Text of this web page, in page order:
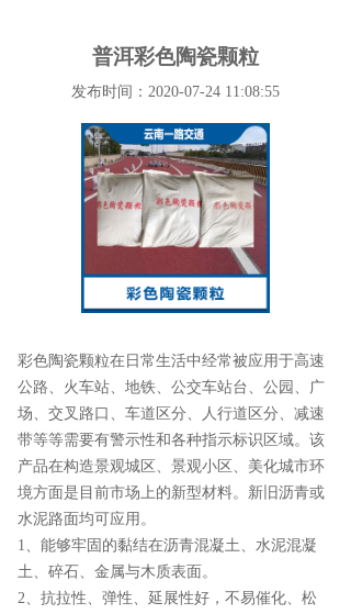
普洱彩色陶瓷颗粒
发布时间：2020-07-24 11:08:55
彩色陶瓷颗粒在日常生活中经常被应用于高速
公路、火车站、地铁、公交车站台、公园、广
场、交叉路口、车道区分、人行道区分、减速
带等等需要有警示性和各种指示标识区域。该
产品在构造景观城区、景观小区、美化城市环
境方面是目前市场上的新型材料。新旧沥青或
水泥路面均可应用。
1、能够牢固的黏结在沥青混凝土、水泥混凝
土、碎石、金属与木质表面。
2、抗拉性、弹性、延展性好，不易催化、松